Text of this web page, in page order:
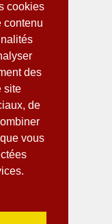
cookies
contenu
des
site
de
vous